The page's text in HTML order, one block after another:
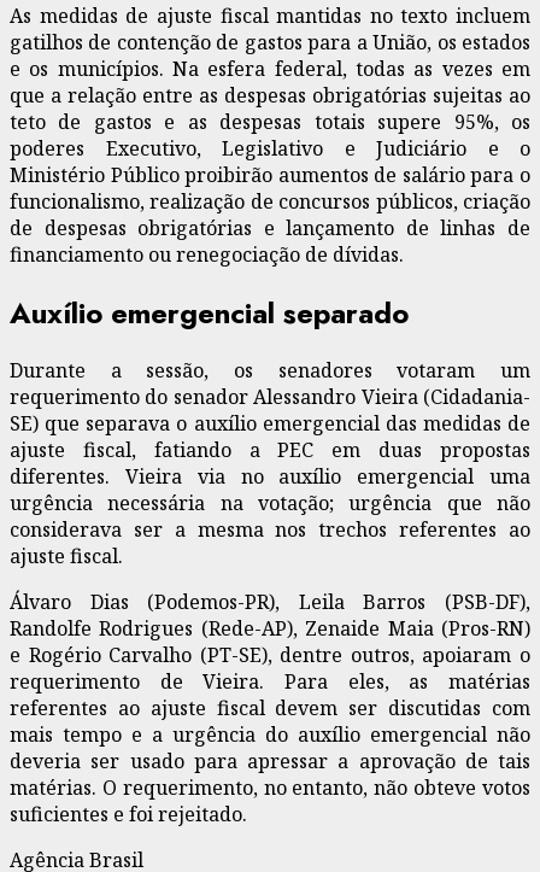
As medidas de ajuste fiscal mantidas no texto incluem
gatilhos de contenção de gastos para a União, os estados
e os municípios. Na esfera federal, todas as vezes em
que a relação entre as despesas obrigatórias sujeitas ao
teto de gastos e as despesas totais supere 95%, os
poderes Executivo, Legislativo e Judiciário e o
Ministério Público proibirão aumentos de salário para o
funcionalismo, realização de concursos públicos, criação
de despesas obrigatórias e lançamento de linhas de
financiamento ou renegociação de dívidas.
Auxílio emergencial separado
Durante a sessão, os senadores votaram um
requerimento do senador Alessandro Vieira (Cidadania-
SE) que separava o auxílio emergencial das medidas de
ajuste fiscal, fatiando a PEC em duas propostas
diferentes. Vieira via no auxílio emergencial uma
urgência necessária na votação; urgência que não
considerava ser a mesma nos trechos referentes ao
ajuste fiscal.
Álvaro Dias (Podemos-PR), Leila Barros (PSB-DF),
Randolfe Rodrigues (Rede-AP), Zenaide Maia (Pros-RN)
e Rogério Carvalho (PT-SE), dentre outros, apoiaram o
requerimento de Vieira. Para eles, as matérias
referentes ao ajuste fiscal devem ser discutidas com
mais tempo e a urgência do auxílio emergencial não
deveria ser usado para apressar a aprovação de tais
matérias. O requerimento, no entanto, não obteve votos
suficientes e foi rejeitado.
Agência Brasil